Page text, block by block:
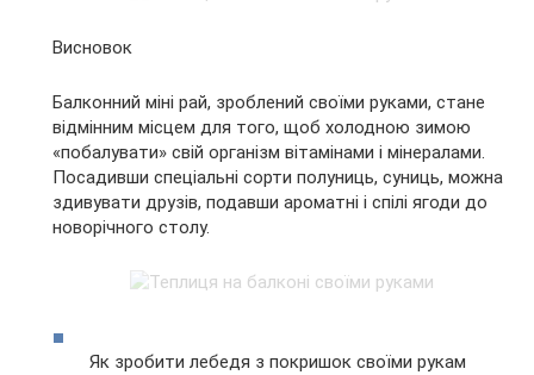
Висновок
Балконний міні рай, зроблений своїми руками, стане
відмінним місцем для того, щоб холодною зимою
«побалувати» свій організм вітамінами і мінералами.
Посадивши спеціальні сорти полуниць, суниць, можна
здивувати друзів, подавши ароматні і спілі ягоди до
новорічного столу.
Як зробити лебедя з покришок своїми рукам